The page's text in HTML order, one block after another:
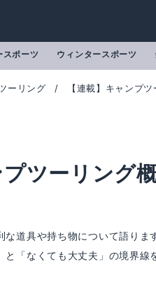
スポーツ ウィンタースポーツ
ーリング 【連載】キャンプ
プツーリング
な道具や持ち物について語り
と「なくても大丈夫」の境界